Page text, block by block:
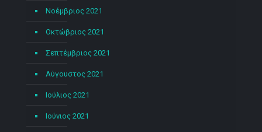
Νοέμβριος 2021
Οκτώβριος 2021
Σεπτέμβριος 2021
Αύγουστος 2021
Ιούλιος 2021
Ιούνιος 2021